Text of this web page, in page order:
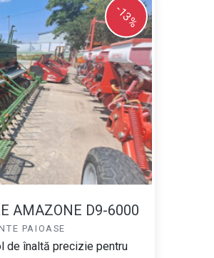
AMAZONE D9-6000
PAIOASE
de înaltă precizie pentru
-13%